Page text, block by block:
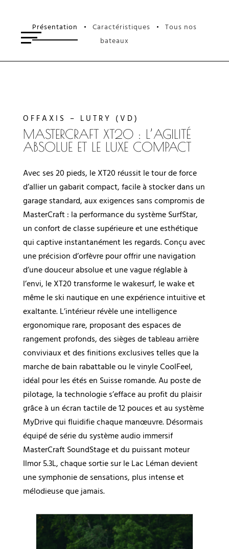
Présentation • Caractéristiques • Tous nos
bateaux
OFFAXIS – LUTRY (VD)
MASTERCRAFT XT20 : L’AGILITÉ
ABSOLUE ET LE LUXE COMPACT
Avec ses 20 pieds, le XT20 réussit le tour de force
d’allier un gabarit compact, facile à stocker dans un
garage standard, aux exigences sans compromis de
MasterCraft : la performance du système SurfStar,
un confort de classe supérieure et une esthétique
qui captive instantanément les regards. Conçu avec
une précision d’orfèvre pour offrir une navigation
d’une douceur absolue et une vague réglable à
l’envi, le XT20 transforme le wakesurf, le wake et
même le ski nautique en une expérience intuitive et
exaltante. L’intérieur révèle une intelligence
ergonomique rare, proposant des espaces de
rangement profonds, des sièges de tableau arrière
conviviaux et des finitions exclusives telles que la
marche de bain rabattable ou le vinyle CoolFeel,
idéal pour les étés en Suisse romande. Au poste de
pilotage, la technologie s’efface au profit du plaisir
grâce à un écran tactile de 12 pouces et au système
MyDrive qui fluidifie chaque manœuvre. Désormais
équipé de série du système audio immersif
MasterCraft SoundStage et du puissant moteur
Ilmor 5.3L, chaque sortie sur le Lac Léman devient
une symphonie de sensations, plus intense et
mélodieuse que jamais.